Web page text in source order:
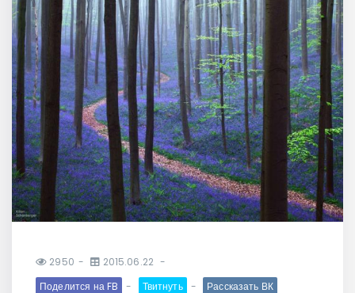
2950
2015.06.22
Поделится на FB
Твитнуть Рассказать ВК